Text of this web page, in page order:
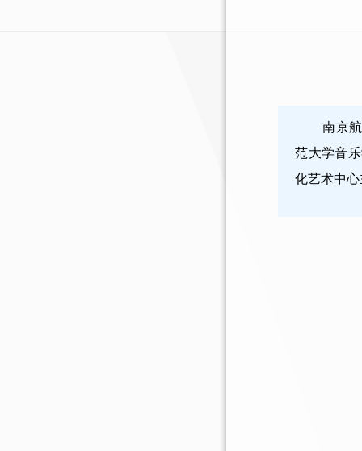
南京
范大学音
化艺术中